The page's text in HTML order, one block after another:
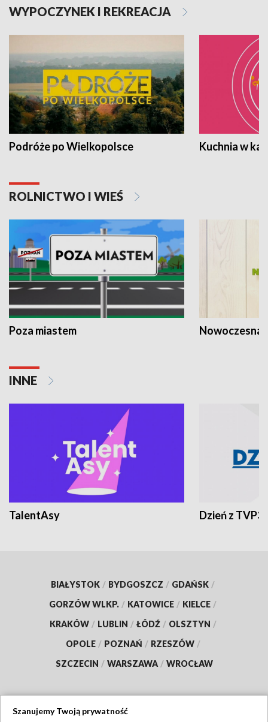
WYPOCZYNEK I REKREACJA
Podróże po Wielkopolsce Kuchnia w
ROLNICTWO I WIEŚ
Poza miastem Nowoczesna
INNE
TalentAsy Dzień z TVP3
BIAŁYSTOK / BYDGOSZCZ / GDAŃSK /
GORZÓW WLKP. / KATOWICE / KIELCE /
KRAKÓW / LUBLIN / ŁÓDŹ / OLSZTYN /
OPOLE / POZNAŃ / RZESZÓW /
SZCZECIN / WARSZAWA / WROCŁAW
Szanujemy Twoją prywatność